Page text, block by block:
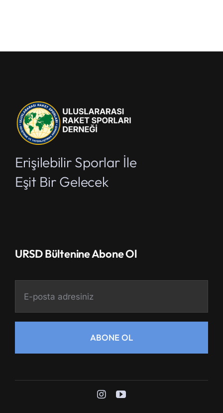
Erişilebilir Sporlar İle
Eşit Bir Gelecek
URSD Bültenine Abone Ol
ABONE OL